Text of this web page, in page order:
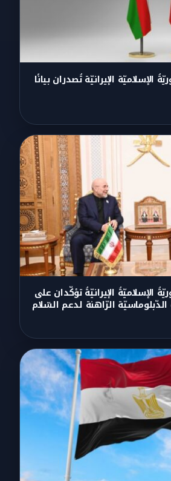
الإيرانيّة تُصدران بيانًا
الإسلاميّةُ الإيرانيّةُ تؤكّدان على
الرّاهنة لدعم السّلام